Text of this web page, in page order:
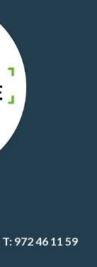
T: 972 46 11 59